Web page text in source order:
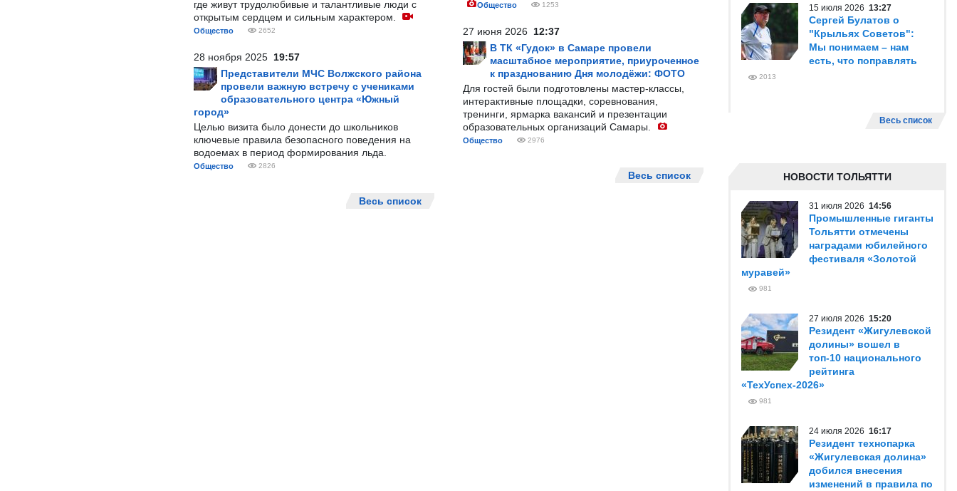
где живут трудолюбивые и талантливые люди с
открытым сердцем и сильным характером.
Общество 2652
28 ноября 2025 19:57
Представители МЧС Волжского района
провели важную встречу с учениками
образовательного центра «Южный
город»
Целью визита было донести до школьников
ключевые правила безопасного поведения на
водоемах в период формирования льда.
Общество 2826
Весь список
Общество 1253
27 июня 2026 12:37
В ТК «Гудок» в Самаре провели
масштабное мероприятие, приуроченное
к празднованию Дня молодёжи: ФОТО
Для гостей были подготовлены мастер-классы,
интерактивные площадки, соревнования,
тренинги, ярмарка вакансий и презентации
образовательных организаций Самары.
Общество 2976
Весь список
15 июля 2026 13:27
Сергей Булатов о
"Крыльях Советов":
Мы понимаем – нам
есть, что поправлять
2013
Весь список
НОВОСТИ ТОЛЬЯТТИ
31 июля 2026 14:56
Промышленные гиганты
Тольятти отмечены
наградами юбилейного
фестиваля «Золотой
муравей»
981
27 июля 2026 15:20
Резидент «Жигулевской
долины» вошел в
топ-10 национального
рейтинга
«ТехУспех-2026»
981
24 июля 2026 16:17
Резидент технопарка
«Жигулевская долина»
добился внесения
изменений в правила по